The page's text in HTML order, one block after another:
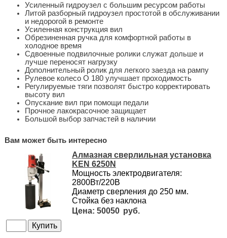
Усиленный гидроузел с большим ресурсом работы
Литой разборный гидроузел простотой в обслуживании
и недорогой в ремонте
Усиленная конструкция вил
Обрезиненная ручка для комфортной работы в
холодное время
Сдвоенные подвилочные ролики служат дольше и
лучше переносят нагрузку
Дополнительный ролик для легкого заезда на рампу
Рулевое колесо O 180 улучшает проходимость
Регулируемые тяги позволят быстро корректировать
высоту вил
Опускание вил при помощи педали
Прочное лакокрасочное защищает
Большой выбор запчастей в наличии
Вам может быть интересно
Алмазная сверлильная установка
KEN 6250N
Мощность электродвигателя:
2800Вт/220В
Диаметр сверления до 250 мм.
Стойка без наклона
50050